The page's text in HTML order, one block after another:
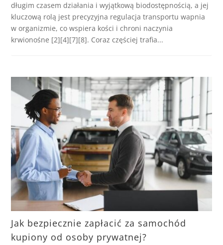
długim czasem działania i wyjątkową biodostępnością, a jej
kluczową rolą jest precyzyjna regulacja transportu wapnia
w organizmie, co wspiera kości i chroni naczynia
krwionośne [2][4][7][8]. Coraz częściej trafia...
Jak bezpiecznie zapłacić za samochód
kupiony od osoby prywatnej?